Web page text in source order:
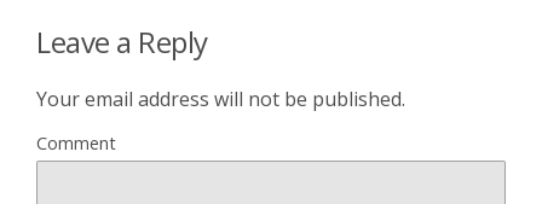
Leave a Reply
Your email address will not be published.
Comment